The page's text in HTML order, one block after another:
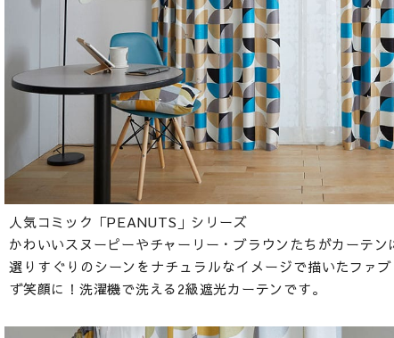
人気コミック「PEANUTS」シリーズ
かわいいスヌーピーやチャーリー・ブラウンたちがカーテン
選りすぐりのシーンをナチュラルなイメージで描いたファ
ず笑顔に！洗濯機で洗える2級遮光カーテンです。